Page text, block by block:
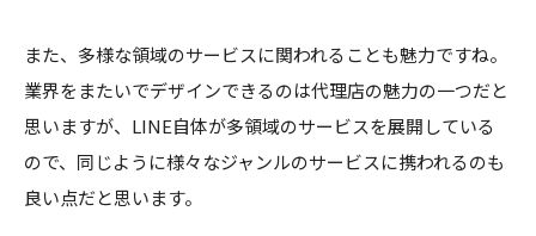
また、多様な領域のサービスに関われることも魅力ですね。
業界をまたいでデザインできるのは代理店の魅力の一つだと
思いますが、LINE自体が多領域のサービスを展開している
ので、同じように様々なジャンルのサービスに携われるのも
良い点だと思います。